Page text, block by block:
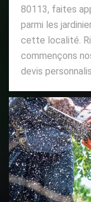
80113, faites
parmi les
cette localité.
commençons
devis